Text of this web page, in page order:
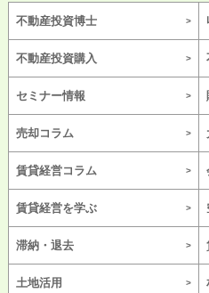
不動産投資博士
不動産投資購入
セミナー情報
売却コラム
賃貸経営コラム
賃貸経営を学ぶ
滞納・退去
土地活用